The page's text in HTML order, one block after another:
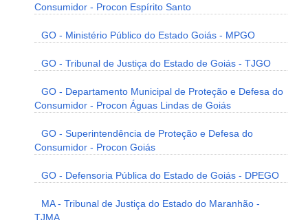
Consumidor - Procon Espírito Santo
GO - Ministério Público do Estado Goiás - MPGO
GO - Tribunal de Justiça do Estado de Goiás - TJGO
GO - Departamento Municipal de Proteção e Defesa do
Consumidor - Procon Águas Lindas de Goiás
GO - Superintendência de Proteção e Defesa do
Consumidor - Procon Goiás
GO - Defensoria Pública do Estado de Goiás - DPEGO
MA - Tribunal de Justiça do Estado do Maranhão -
TJMA